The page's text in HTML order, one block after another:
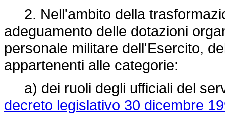
2. Nell'ambito della
adeguamento delle dotazioni
personale militare dell'Esercito,
appartenenti alle categorie:
a) dei ruoli degli ufficiali del
decreto legislativo 30 dicembre